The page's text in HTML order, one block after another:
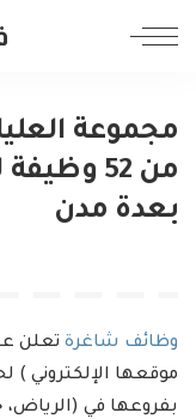
مجموعة
من 52
بعدة مدن
وظائف شاغرة تعلن
موقعها الإلكتروني )
بفروعها في (الرياض،